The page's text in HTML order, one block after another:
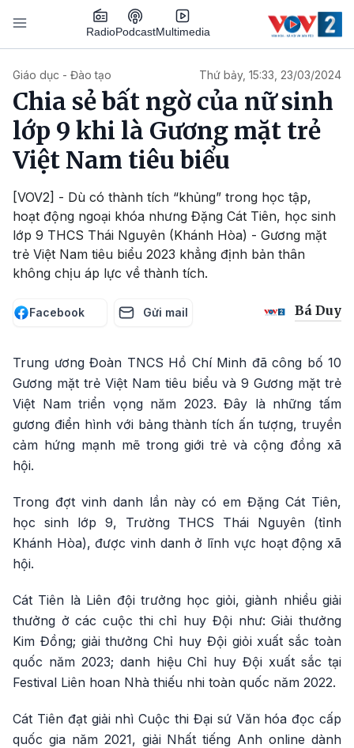
Nhảy đến nội dung
RadioPodcastMultimedia
Giáo dục - Đào tạo Thứ bảy, 15:33, 23/03/2024
Chia sẻ bất ngờ của nữ sinh
lớp 9 khi là Gương mặt trẻ
Việt Nam tiêu biểu
[VOV2] - Dù có thành tích “khủng” trong học tập,
hoạt động ngoại khóa nhưng Đặng Cát Tiên, học sinh
lớp 9 THCS Thái Nguyên (Khánh Hòa) - Gương mặt
trẻ Việt Nam tiêu biểu 2023 khẳng định bản thân
không chịu áp lực về thành tích.
Facebook Gửi mail Bá Duy
Trung ương Đoàn TNCS Hồ Chí Minh đã công bố 10
Gương mặt trẻ Việt Nam tiêu biểu và 9 Gương mặt trẻ
Việt Nam triển vọng năm 2023. Đây là những tấm
gương điển hình với bảng thành tích ấn tượng, truyền
cảm hứng mạnh mẽ trong giới trẻ và cộng đồng xã
hội.
Trong đợt vinh danh lần này có em Đặng Cát Tiên,
học sinh lớp 9, Trường THCS Thái Nguyên (tỉnh
Khánh Hòa), được vinh danh ở lĩnh vực hoạt động xã
hội.
Cát Tiên là Liên đội trưởng học giỏi, giành nhiều giải
thưởng ở các cuộc thi chỉ huy Đội như: Giải thưởng
Kim Đồng; giải thưởng Chỉ huy Đội giỏi xuất sắc toàn
quốc năm 2023; danh hiệu Chỉ huy Đội xuất sắc tại
Festival Liên hoan Nhà thiếu nhi toàn quốc năm 2022.
Cát Tiên đạt giải nhì Cuộc thi Đại sứ Văn hóa đọc cấp
quốc gia năm 2021, giải Nhất tiếng Anh online dành